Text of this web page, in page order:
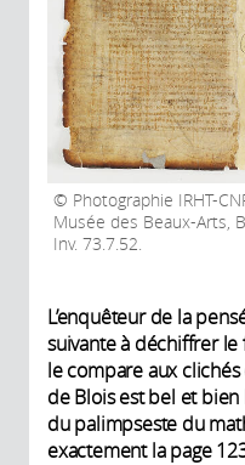
Photographie IRHT-
Musée des Beaux-Arts,
Inv. 73.7.52.
L’enquêteur de la
suivante à déchiffrer
le compare aux
de Blois est bel et bien
du palimpseste du
exactement la page